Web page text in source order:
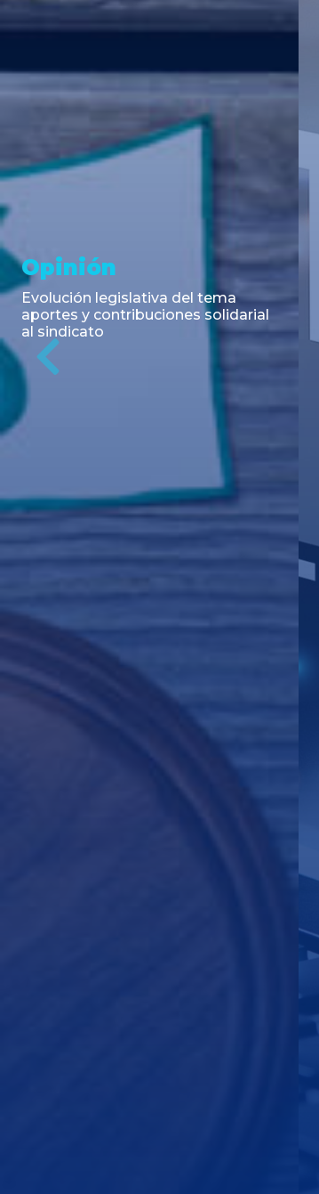
Asesoramiento y
Transacciones
Co-Emisión de Obligaciones
Negociables por US$400.000.000
de Petroquímica Comodoro
Rivadavia S.A. y Luz de Tres Picos
Previous